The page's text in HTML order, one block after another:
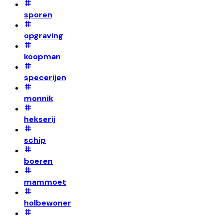
sporen
opgraving
koopman
specerijen
monnik
hekserij
schip
boeren
mammoet
holbewoner